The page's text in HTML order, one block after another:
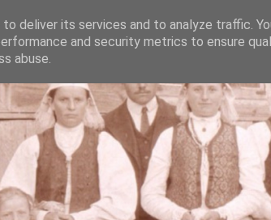
deliver its services and to analyze traffic.
and security metrics to ensure
abuse.